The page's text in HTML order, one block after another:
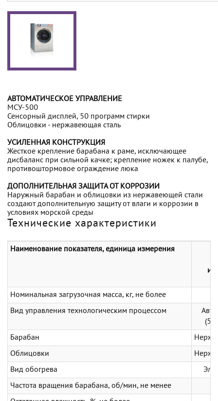
АВТОМАТИЧЕСКОЕ УПРАВЛЕНИЕ
МСУ-500
Сенсорный дисплей, 50 программ стирки
Облицовки - нержавеющая сталь
УСИЛЕННАЯ КОНСТРУКЦИЯ
Жесткое крепление барабана к раме, исключающее
дисбаланс при сильной качке; крепление ножек к палубе,
противоштормовое ограждение люка
ДОПОЛНИТЕЛЬНАЯ ЗАЩИТА ОТ КОРРОЗИИ
Наружный барабан и облицовки из нержавеющей стали
создают дополнительную защиту от влаги и коррозии в
условиях морской среды
Технические характеристики
Наименование показателя, единица измерения
Номинальная загрузочная масса, кг, не более
Вид управления технологическим процессом
(50
Барабан
Облицовки
Вид обогрева
Частота вращения барабана, об/мин, не менее